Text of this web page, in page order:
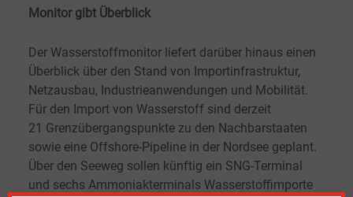
Monitor gibt Überblick
Der Wasserstoffmonitor liefert darüber hinaus einen
Überblick über den Stand von Importinfrastruktur,
Netzausbau, Industrieanwendungen und Mobilität.
Für den Import von Wasserstoff sind derzeit
21 Grenzübergangspunkte zu den Nachbarstaaten
sowie eine Offshore-Pipeline in der Nordsee geplant.
Über den Seeweg sollen künftig ein SNG-Terminal
und sechs Ammoniakterminals Wasserstoffimporte